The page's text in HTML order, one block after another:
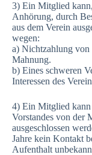
3) Ein Mitglied
Anhörung, durch
aus dem Verein
wegen:
a) Nichtzahlung von
Mahnung.
b) Eines schweren
Interessen des
4) Ein Mitglied kann
Vorstandes von der
ausgeschlossen
Jahre kein Kontakt
Aufenthalt